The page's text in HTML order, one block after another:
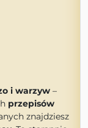
i warzyw –
przepisów
znajdziesz